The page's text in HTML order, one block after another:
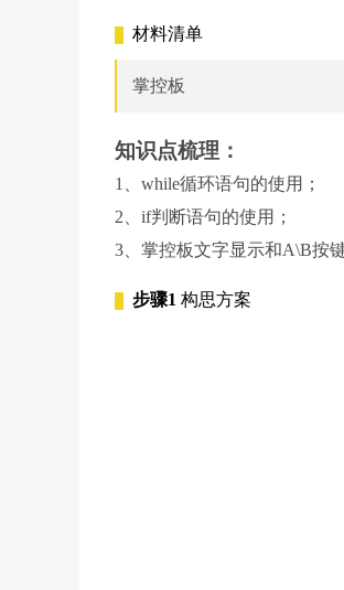
材料清单
掌控板
知识点梳理：
1、while循环语句的使用；
2、if判断语句的使用；
3、掌控板文字显示和A\B按键
步骤1 构思方案